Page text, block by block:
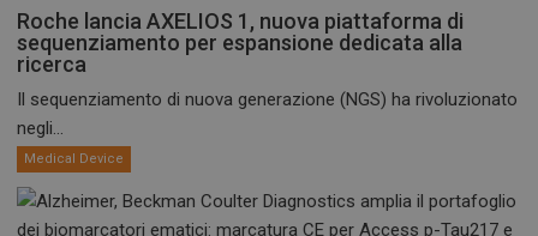
Roche lancia AXELIOS 1, nuova piattaforma di
sequenziamento per espansione dedicata alla
ricerca
Il sequenziamento di nuova generazione (NGS) ha rivoluzionato
negli...
Medical Device